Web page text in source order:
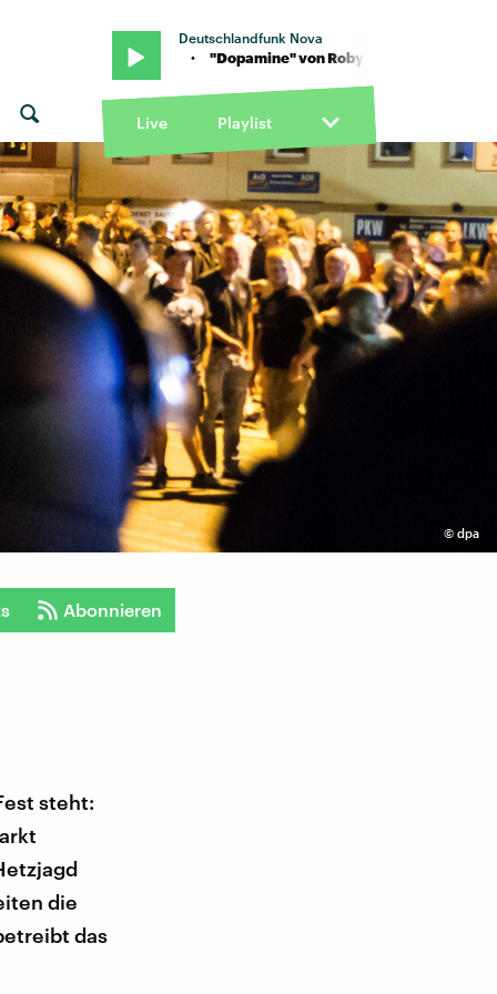
Deutschlandfunk Nova
von Robyn · "Dopamine" von Robyn
Live Playlist
© dpa
Abonnieren
steht:
die
das